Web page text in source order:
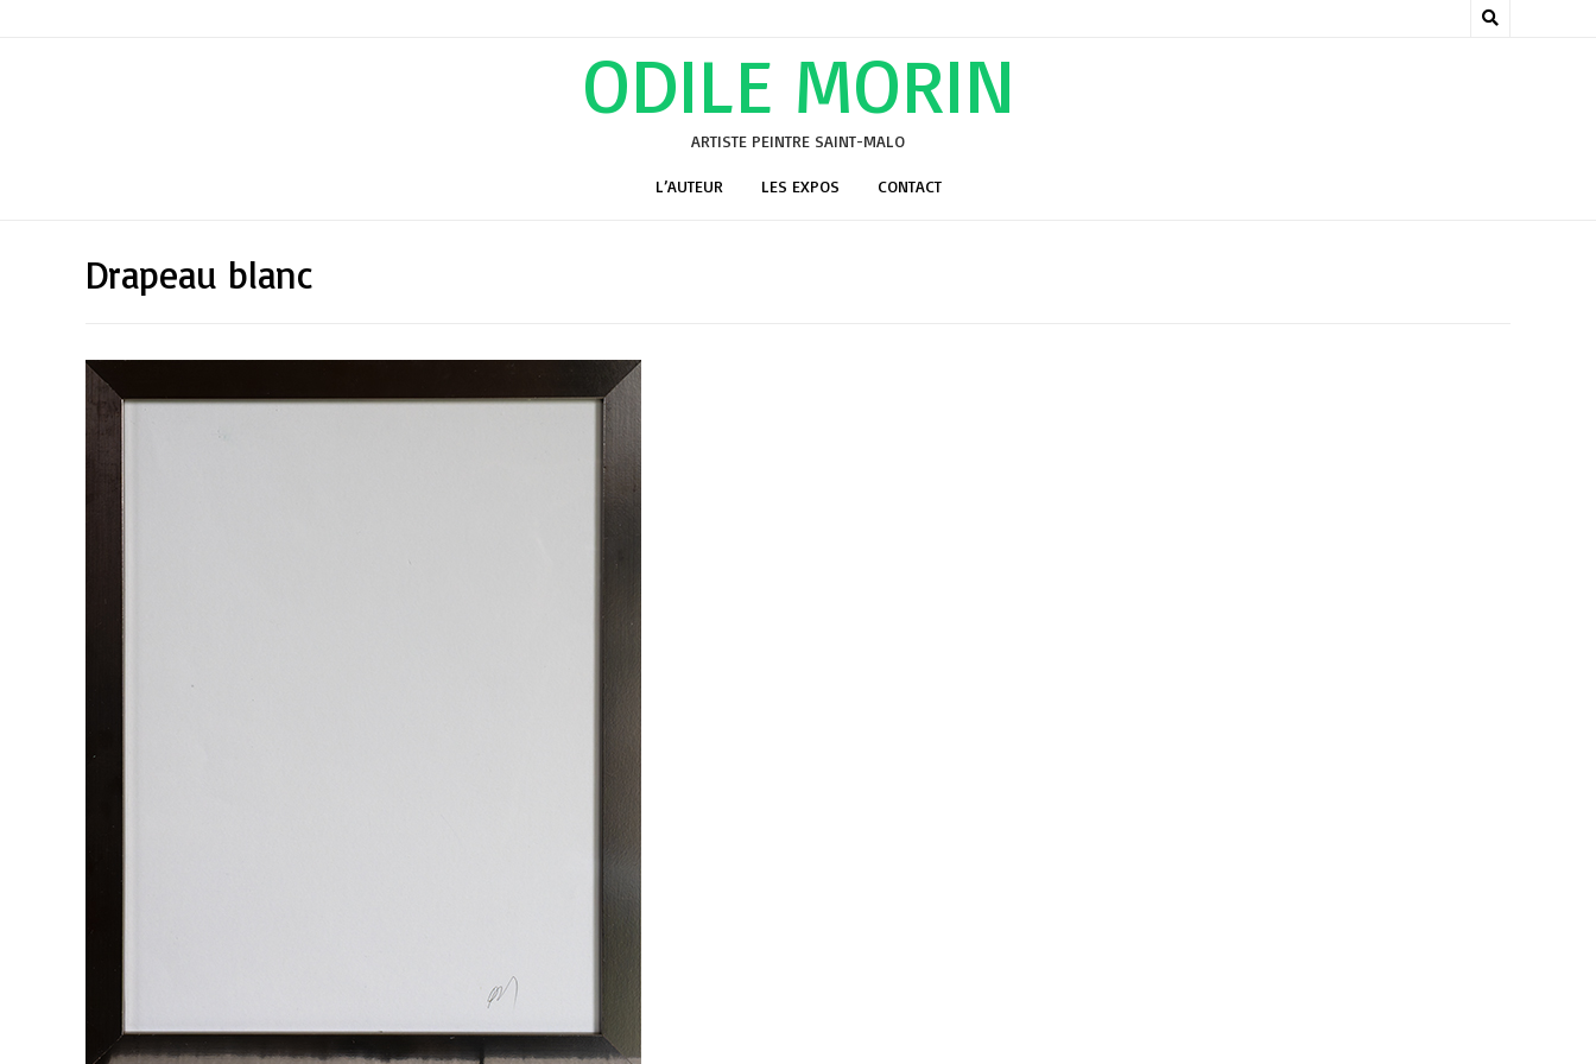
ODILE MORIN
ARTISTE PEINTRE SAINT-MALO
L’AUTEUR LES EXPOS CONTACT
Drapeau blanc